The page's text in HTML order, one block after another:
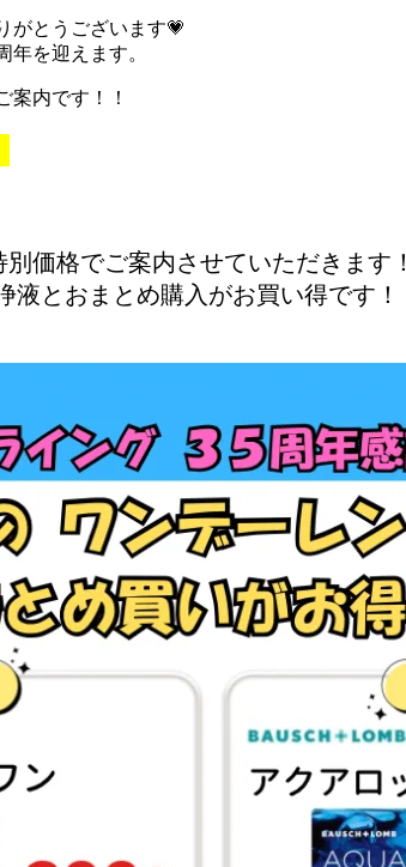
がとうございます💗
を迎えます。
案内です！！
価格でご案内させていただきます！
とおまとめ購入がお買い得です！